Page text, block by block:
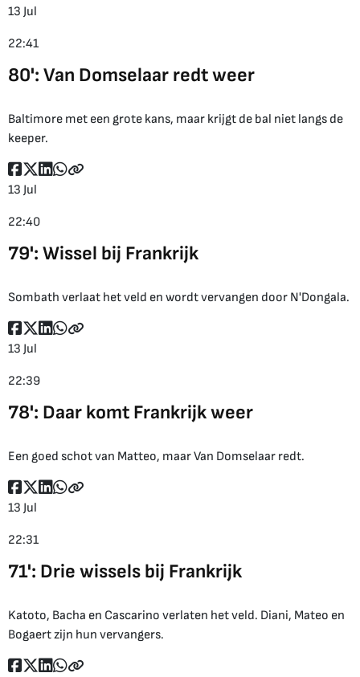
13 Jul
22:41
80': Van Domselaar redt weer
Baltimore met een grote kans, maar krijgt de bal niet langs de
keeper.
13 Jul
22:40
79': Wissel bij Frankrijk
Sombath verlaat het veld en wordt vervangen door N'Dongala.
13 Jul
22:39
78': Daar komt Frankrijk weer
Een goed schot van Matteo, maar Van Domselaar redt.
13 Jul
22:31
71': Drie wissels bij Frankrijk
Katoto, Bacha en Cascarino verlaten het veld. Diani, Mateo en
Bogaert zijn hun vervangers.